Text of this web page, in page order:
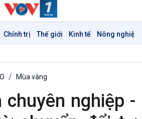
Chính trị Thế giới Kinh tế Nông nghiệp
Mùa vàng
chuyên nghiệp -